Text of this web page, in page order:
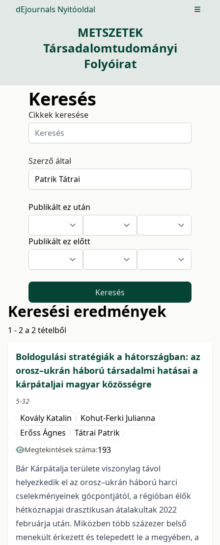
dEjournals Nyitóoldal Open
METSZETEK
Társadalomtudományi
Folyóirat
Keresés
Cikkek keresése
Szerző által
Publikált ez után
Publikált ez előtt
Keresés
Keresési eredmények
1 - 2 a 2 tételből
Boldogulási stratégiák a hátországban: az
orosz–ukrán háború társadalmi hatásai a
kárpátaljai magyar közösségre
5-32
Kovály Katalin
Kohut-Ferki Julianna
Erőss Ágnes
Tátrai Patrik
Megtekintések száma:193
Bár Kárpátalja területe viszonylag távol
helyezkedik el az orosz–ukrán háború harci
cselekményeinek gócpontjától, a régióban élők
hétköznapjai drasztikusan átalakultak 2022
februárja után. Miközben több százezer belső
menekült érkezett és telepedett le a megyében, a